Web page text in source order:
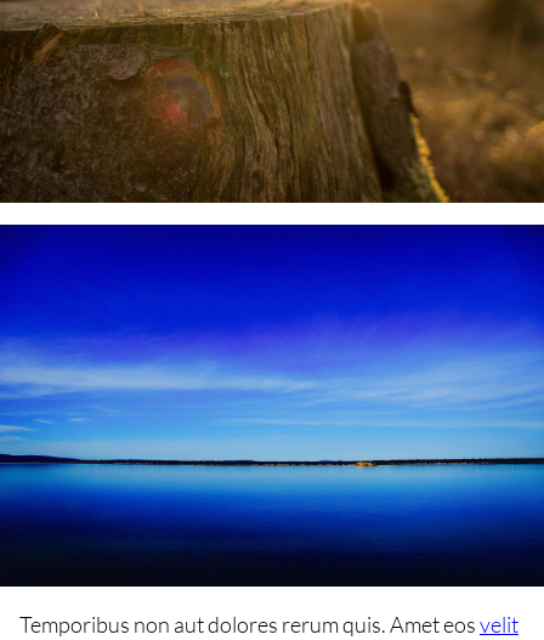
Temporibus non aut dolores rerum quis. Amet eosvelit